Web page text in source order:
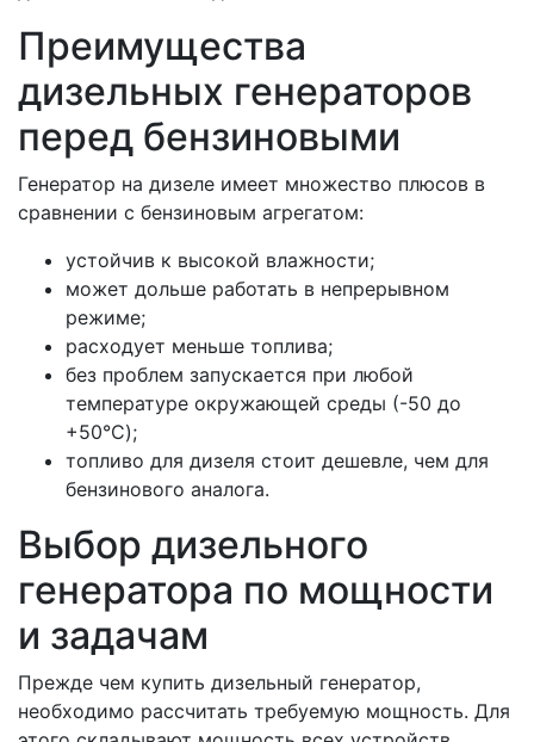
Преимущества
дизельных генераторов
перед бензиновыми
Генератор на дизеле имеет множество плюсов в
сравнении с бензиновым агрегатом:
устойчив к высокой влажности;
может дольше работать в непрерывном
режиме;
расходует меньше топлива;
без проблем запускается при любой
температуре окружающей среды (-50 до
+50°C);
топливо для дизеля стоит дешевле, чем для
бензинового аналога.
Выбор дизельного
генератора по мощности
и задачам
Прежде чем купить дизельный генератор,
необходимо рассчитать требуемую мощность. Для